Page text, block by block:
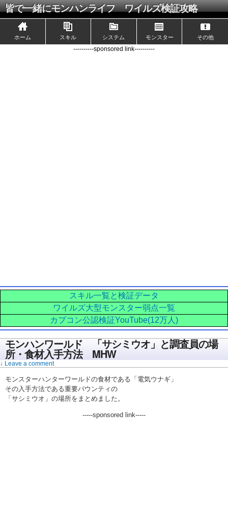
皆で一緒にモンハンライフ ワイルズ検証攻略
ホーム スキル システム モンスター その他
----------sponsored link----------
スキル一覧と検証データ
ワイルズ大型モンスター弱点一覧
カプコン公認検証YouTube(12万人)
モンハンワールド 「サシミウオ」と調査員の場
所・食材入手方法 MHW
↓ Leave a comment
モンスターハンターワールドの食材である「電気ウナギ」
その入手方法である重要バウンティの
「サシミウオ」の場所をまとめました。
-----sponsored link-----